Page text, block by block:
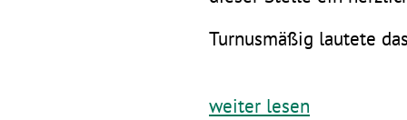
Turnusmäßig lautete
weiter lesen